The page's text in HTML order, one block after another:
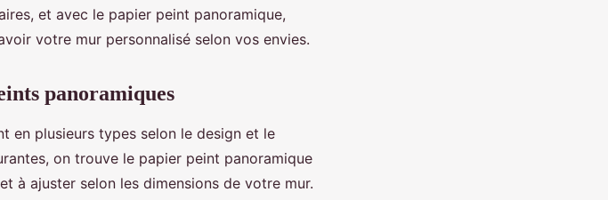
et avec le papier peint panoramique,
votre mur personnalisé selon vos envies.
panoramiques
en plusieurs types selon le design et le
on trouve le papier peint panoramique
à ajuster selon les dimensions de votre mur.